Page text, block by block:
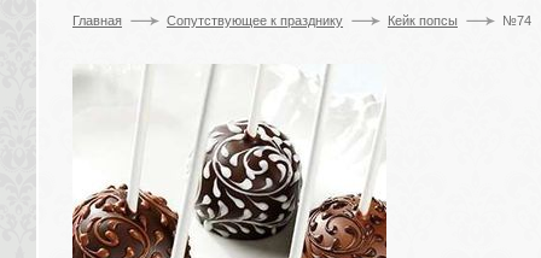
Главная Сопутствующее к празднику Кейк попсы №74